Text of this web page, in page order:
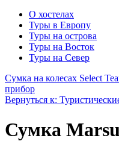
О хостелах
Туры в Европу
Туры на острова
Туры на Восток
Туры на Север
Сумка на колесах Select
прибор
Вернуться к:
Сумка